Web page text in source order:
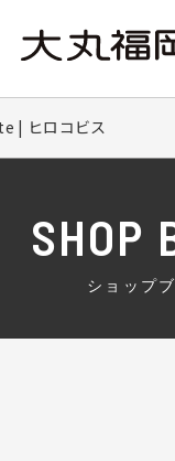
| ヒロコビス
SHOP
ショップ